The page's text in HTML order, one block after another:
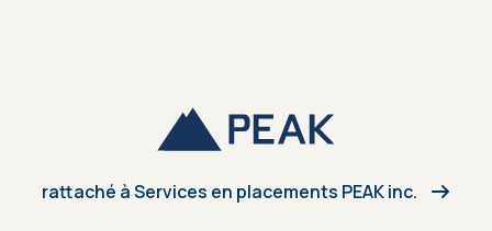
rattaché à Services en placements PEAK inc.